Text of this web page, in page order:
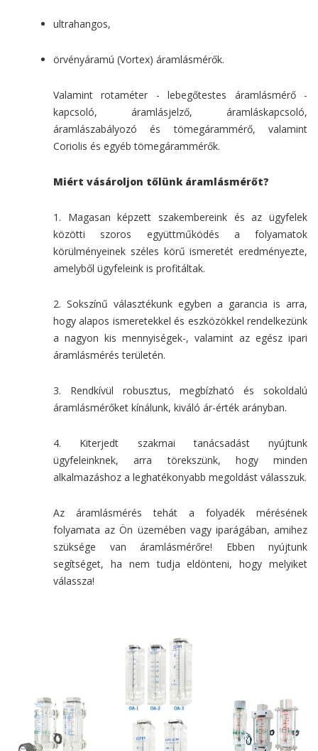
ultrahangos,
örvényáramú (Vortex) áramlásmérők.
Valamint rotaméter - lebegőtestes áramlásmérő -
kapcsoló, áramlásjelző, áramláskapcsoló,
áramlászabályozó és tömegárammérő, valamint
Coriolis és egyéb tömegárammérők.
Miért vásároljon tőlünk áramlásmérőt?
1. Magasan képzett szakembereink és az ügyfelek
közötti szoros együttműködés a folyamatok
körülményeinek széles körű ismeretét eredményezte,
amelyből ügyfeleink is profitáltak.
2. Sokszínű választékunk egyben a garancia is arra,
hogy alapos ismeretekkel és eszközökkel rendelkezünk
a nagyon kis mennyiségek-, valamint az egész ipari
áramlásmérés területén.
3. Rendkívül robusztus, megbízható és sokoldalú
áramlásmérőket kínálunk, kiváló ár-érték arányban.
4. Kiterjedt szakmai tanácsadást nyújtunk
ügyfeleinknek, arra törekszünk, hogy minden
alkalmazáshoz a leghatékonyabb megoldást válasszuk.
Az áramlásmérés tehát a folyadék mérésének
folyamata az Ön üzemében vagy iparágában, amihez
szüksége van áramlásmérőre! Ebben nyújtunk
segítséget, ha nem tudja eldönteni, hogy melyiket
válassza!